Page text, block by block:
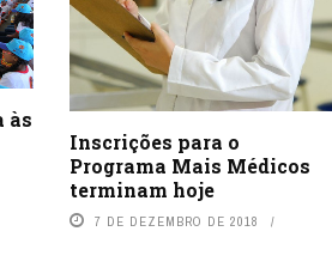
às
Inscrições para o
Programa Mais Médicos
terminam hoje
7 DE DEZEMBRO DE 2018